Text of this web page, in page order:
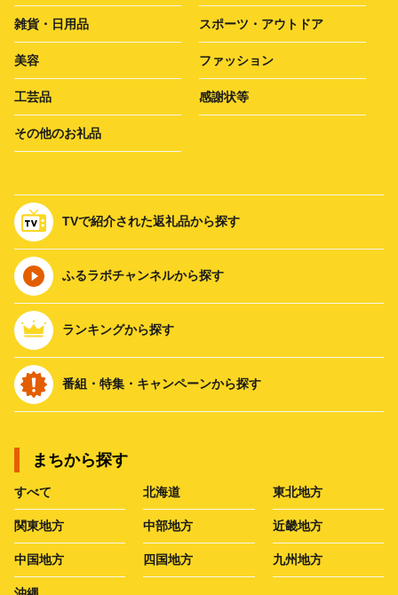
雑貨・日用品 スポーツ・アウトドア
美容 ファッション
工芸品 感謝状等
その他のお礼品
TVで紹介された返礼品から探す
ふるラボチャンネルから探す
ランキングから探す
番組・特集・キャンペーンから探す
まちから探す
すべて 北海道 東北地方
関東地方 中部地方 近畿地方
中国地方 四国地方 九州地方